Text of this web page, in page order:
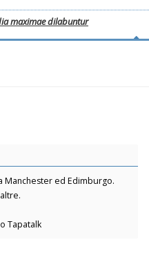
maximae dilabuntur
Manchester ed Edimburgo.
Tapatalk